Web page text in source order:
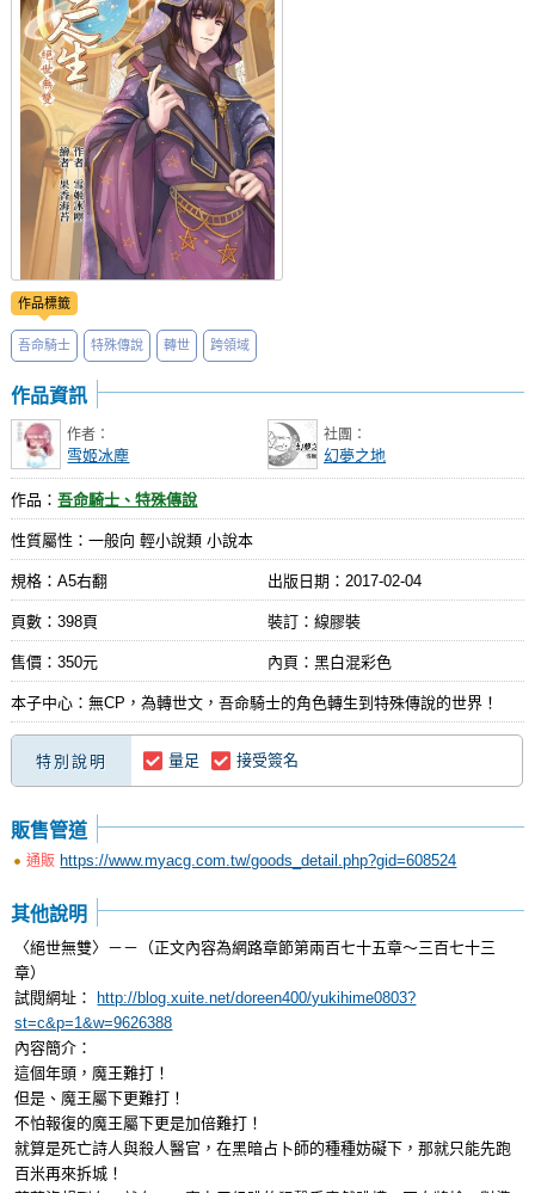
登入
作品標籤
吾命騎士 特殊傳說 轉世 跨領域
作品資訊
作者：
雪姬冰塵
社團：
幻夢之地
作品：吾命騎士、特殊傳說
性質屬性：一般向 輕小說類 小說本
規格：A5右翻 出版日期： 2017-02-04
頁數：398頁 裝訂：線膠裝
售價：350元 內頁：黑白混彩色
本子中心：無CP，為轉世文，吾命騎士的角色轉生到特殊傳說的世界！
特別說明 量足 接受簽名
販售管道
通販 https://www.myacg.com.tw/goods_detail.php?gid=608524
其他說明
〈絕世無雙〉－－（正文內容為網路章節第兩百七十五章～三百七十三
章）
試閱網址：
http://blog.xuite.net/doreen400/yukihime0803?
st=c&p=1&w=9626388
內容簡介：
這個年頭，魔王難打！
但是、魔王屬下更難打！
不怕報復的魔王屬下更是加倍難打！
就算是死亡詩人與殺人醫官，在黑暗占卜師的種種妨礙下，那就只能先跑
百米再來拆城！